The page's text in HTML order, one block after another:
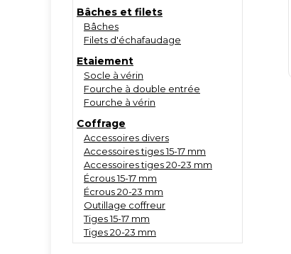
Bâches et filets
Bâches
Filets d'échafaudage
Etaiement
Socle à vérin
Fourche à double entrée
Fourche à vérin
Coffrage
Accessoires divers
Accessoires tiges 15-17 mm
Accessoires tiges 20-23 mm
Écrous 15-17 mm
Écrous 20-23 mm
Outillage coffreur
Tiges 15-17 mm
Tiges 20-23 mm